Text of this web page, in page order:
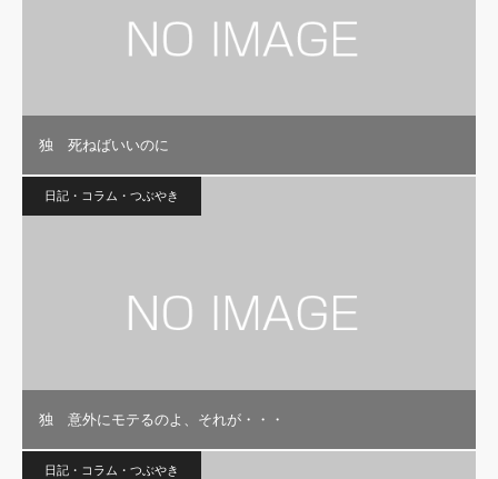
独 死ねばいいのに
日記・コラム・つぶやき
独 意外にモテるのよ、それが・・・
日記・コラム・つぶやき